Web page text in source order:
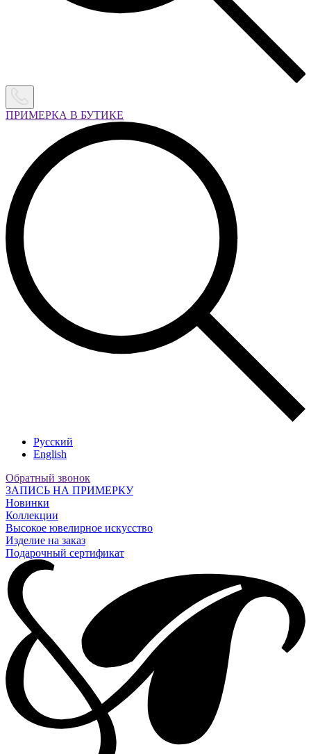
ПРИМЕРКА В БУТИКЕ
Русский
English
Обратный звонок
ЗАПИСЬ НА ПРИМЕРКУ
Новинки
Коллекции
Высокое ювелирное искусство
Изделие на заказ
Подарочный сертификат